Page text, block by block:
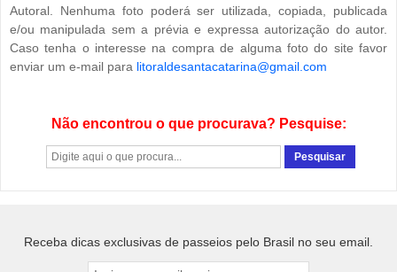
Autoral. Nenhuma foto poderá ser utilizada, copiada, publicada
e/ou manipulada sem a prévia e expressa autorização do autor.
Caso tenha o interesse na compra de alguma foto do site favor
enviar um e-mail para litoraldesantacatarina@gmail.com
Não encontrou o que procurava? Pesquise:
Receba dicas exclusivas de passeios pelo Brasil no seu email.